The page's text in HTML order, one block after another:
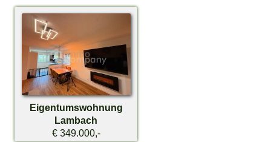
Eigentumswohnung
Lambach
€ 349.000,-